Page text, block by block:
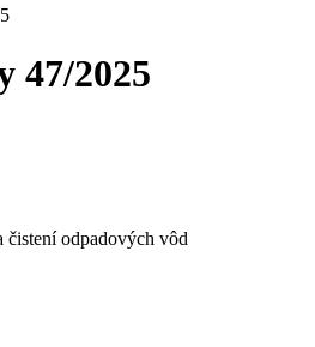
47/2025
odpadových vôd